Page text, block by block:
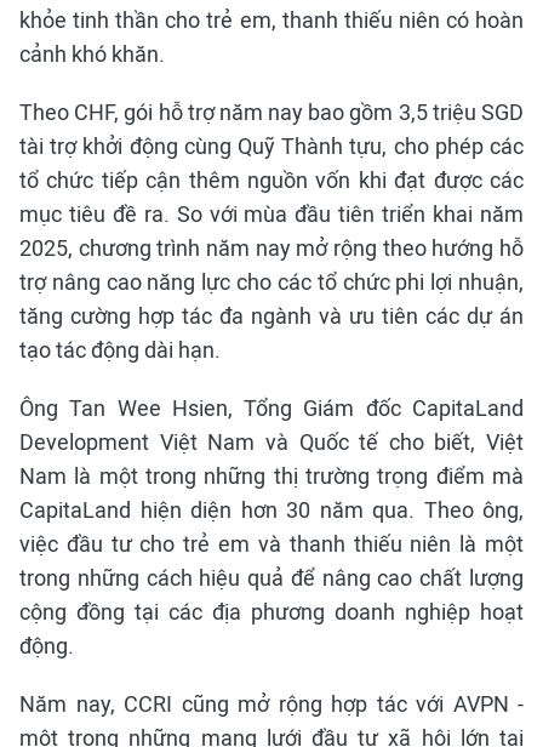
khỏe tinh thần cho trẻ em, thanh thiếu niên có hoàn
cảnh khó khăn.
Theo CHF, gói hỗ trợ năm nay bao gồm 3,5 triệu SGD
tài trợ khởi động cùng Quỹ Thành tựu, cho phép các
tổ chức tiếp cận thêm nguồn vốn khi đạt được các
mục tiêu đề ra. So với mùa đầu tiên triển khai năm
2025, chương trình năm nay mở rộng theo hướng hỗ
trợ nâng cao năng lực cho các tổ chức phi lợi nhuận,
tăng cường hợp tác đa ngành và ưu tiên các dự án
tạo tác động dài hạn.
Ông Tan Wee Hsien, Tổng Giám đốc CapitaLand
Development Việt Nam và Quốc tế cho biết, Việt
Nam là một trong những thị trường trọng điểm mà
CapitaLand hiện diện hơn 30 năm qua. Theo ông,
việc đầu tư cho trẻ em và thanh thiếu niên là một
trong những cách hiệu quả để nâng cao chất lượng
cộng đồng tại các địa phương doanh nghiệp hoạt
động.
Năm nay, CCRI cũng mở rộng hợp tác với AVPN -
một trong những mạng lưới đầu tư xã hội lớn tại